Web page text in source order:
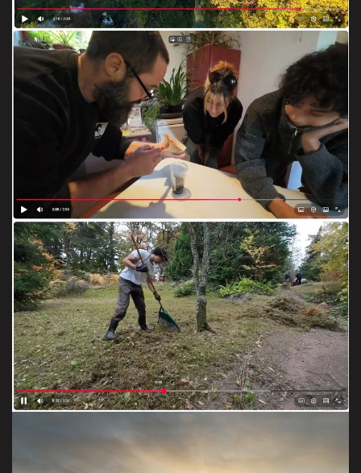
Atelier de reproduction
Rush = matière brute sans montage
VOIR LES RUSH
ratissage
rush = montage à faire
VOIR LES RUSH